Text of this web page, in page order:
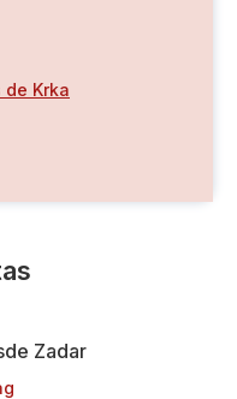
Krka